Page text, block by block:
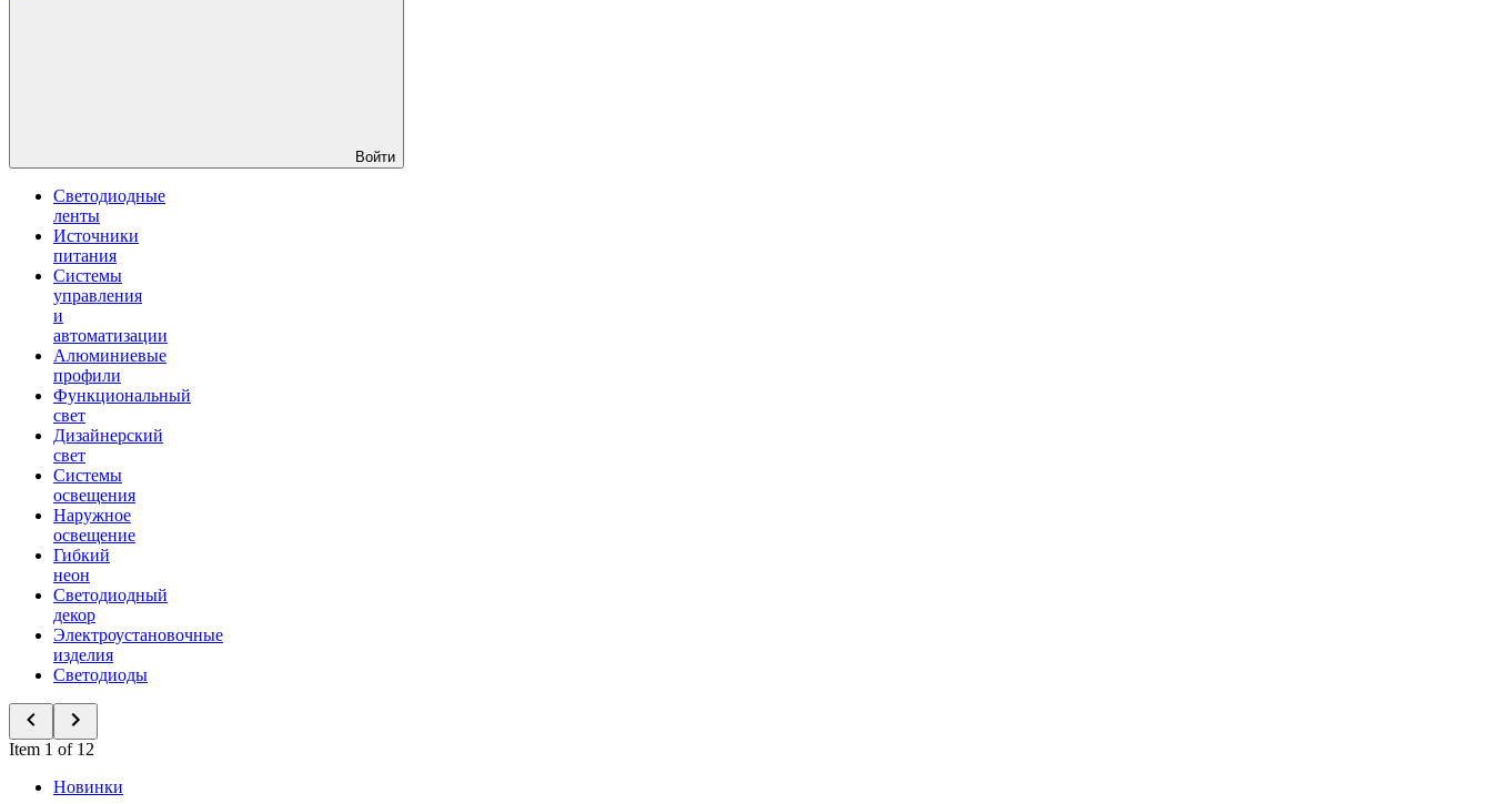
Войти
Светодиодные
ленты
Источники
питания
Системы
управления
и
автоматизации
Алюминиевые
профили
Функциональный
свет
Дизайнерский
свет
Системы
освещения
Наружное
освещение
Гибкий
неон
Светодиодный
декор
Электроустановочные
изделия
Светодиоды
Item 1 of 12
Новинки